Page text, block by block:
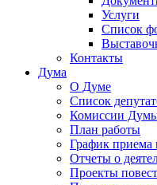
Услуги
Список
Контакты
Дума
О Думе
Список
Комиссии
План работы
График приема
Отчеты о
Проекты